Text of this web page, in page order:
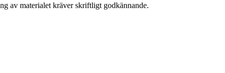
av materialet kräver skriftligt godkännande.